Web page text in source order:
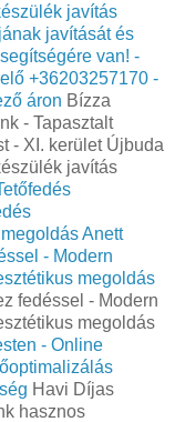
javítás
javítását és
van! -
+36203257170 -
áron Bízza
- Tapasztalt
- XI. kerület Újbuda
javítás
Anett
- Modern
megoldás
fedéssel - Modern
megoldás
- Online
Havi Díjas
hasznos